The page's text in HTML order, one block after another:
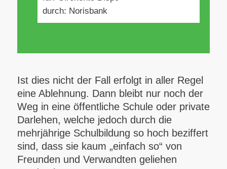
durch: Norisbank
Ist dies nicht der Fall erfolgt in aller Regel
eine Ablehnung. Dann bleibt nur noch der
Weg in eine öffentliche Schule oder private
Darlehen, welche jedoch durch die
mehrjährige Schulbildung so hoch beziffert
sind, dass sie kaum „einfach so“ von
Freunden und Verwandten geliehen